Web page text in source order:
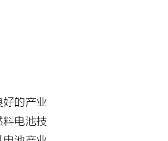
的产业
电池技